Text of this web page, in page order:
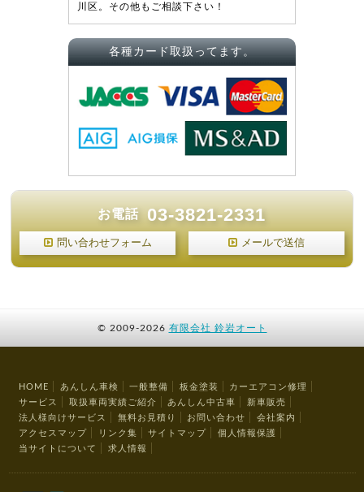
川区。その他もご相談下さい！
各種カード取扱ってます。
お電話 03-3821-2331
問い合わせフォーム メールで送信
© 2009-2026 有限会社 鈴岩オート
HOME あんしん車検 一般整備 板金塗装
カーエアコン修理
サービス
取扱車両実績ご紹介 あんしん中古車
新車販売
法人様向けサービス
無料お見積り お問い合わせ
会社案内
アクセスマップ
リンク集 サイトマップ
個人情報保護
当サイトについて
求人情報